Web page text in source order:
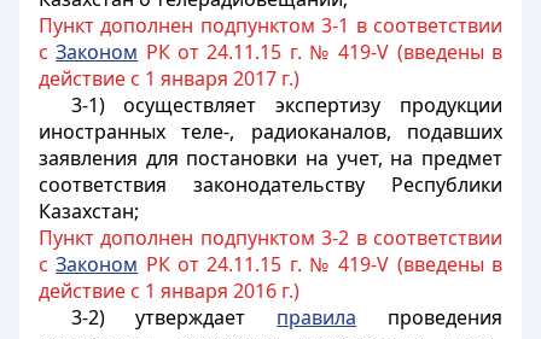
Пункт дополнен подпунктом 3-1 в соответствии
сЗаконом РК от 24.11.15 г. № 419-V (введены в
действие с 1 января 2017 г.)
3-1) осуществляет экспертизу продукции
иностранных теле-, радиоканалов, подавших
заявления для постановки на учет, на предмет
соответствия законодательству Республики
Казахстан;
Пункт дополнен подпунктом 3-2 в соответствии
сЗаконом РК от 24.11.15 г. № 419-V (введены в
действие с 1 января 2016 г.)
3-2) утверждает правила проведения